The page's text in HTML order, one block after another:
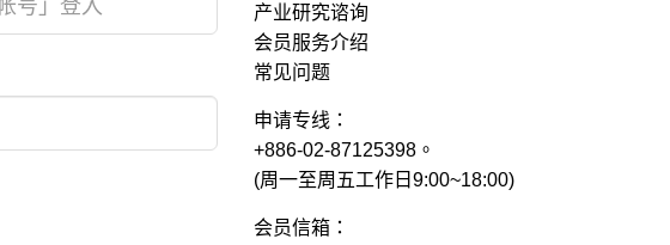
产业研究谘询
会员服务介绍
常见问题
申请专线：
+886-02-87125398。
(周一至周五工作日9:00~18:00)
会员信箱：